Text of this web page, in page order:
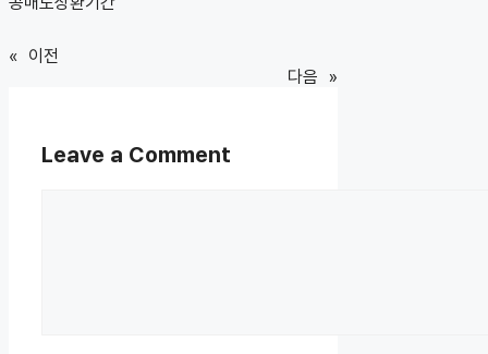
« 이전
다음 »
Leave a Comment